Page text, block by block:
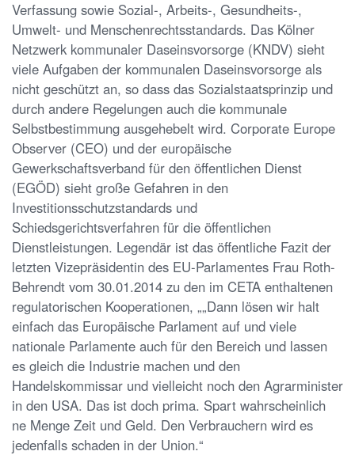
Verfassung sowie Sozial-, Arbeits-, Gesundheits-,
Umwelt- und Menschenrechtsstandards. Das Kölner
Netzwerk kommunaler Daseinsvorsorge (KNDV) sieht
viele Aufgaben der kommunalen Daseinsvorsorge als
nicht geschützt an, so dass das Sozialstaatsprinzip und
durch andere Regelungen auch die kommunale
Selbstbestimmung ausgehebelt wird. Corporate Europe
Observer (CEO) und der europäische
Gewerkschaftsverband für den öffentlichen Dienst
(EGÖD) sieht große Gefahren in den
Investitionsschutzstandards und
Schiedsgerichtsverfahren für die öffentlichen
Dienstleistungen. Legendär ist das öffentliche Fazit der
letzten Vizepräsidentin des EU-Parlamentes Frau Roth-
Behrendt vom 30.01.2014 zu den im CETA enthaltenen
regulatorischen Kooperationen, „„Dann lösen wir halt
einfach das Europäische Parlament auf und viele
nationale Parlamente auch für den Bereich und lassen
es gleich die Industrie machen und den
Handelskommissar und vielleicht noch den Agrarminister
in den USA. Das ist doch prima. Spart wahrscheinlich
ne Menge Zeit und Geld. Den Verbrauchern wird es
jedenfalls schaden in der Union.“